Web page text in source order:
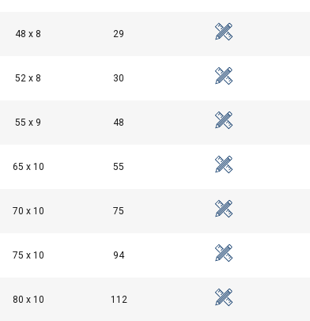
48 x 8 29
52 x 8 30
55 x 9 48
65 x 10 55
70 x 10 75
75 x 10 94
80 x 10 112